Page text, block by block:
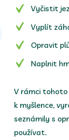
Vyčistit
Vyplít
Opravit
Naplnit
V rámci
k myšlence,
seznámily s
používat.